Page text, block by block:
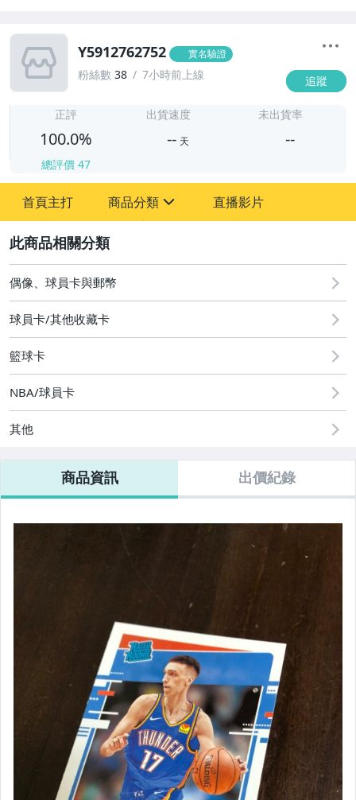
Y5912762752 實名驗證
粉絲數 38 7小時前上線 追蹤
正評
100.0%
總評價 47
出貨速度
-- 天
未出貨率
--
首頁主打 商品分類
偶像、球員卡與郵幣
直播影片
偶像、球員卡與郵幣
球員卡/其他收藏卡
籃球卡
NBA/球員卡
其他
商品資訊 出價紀錄